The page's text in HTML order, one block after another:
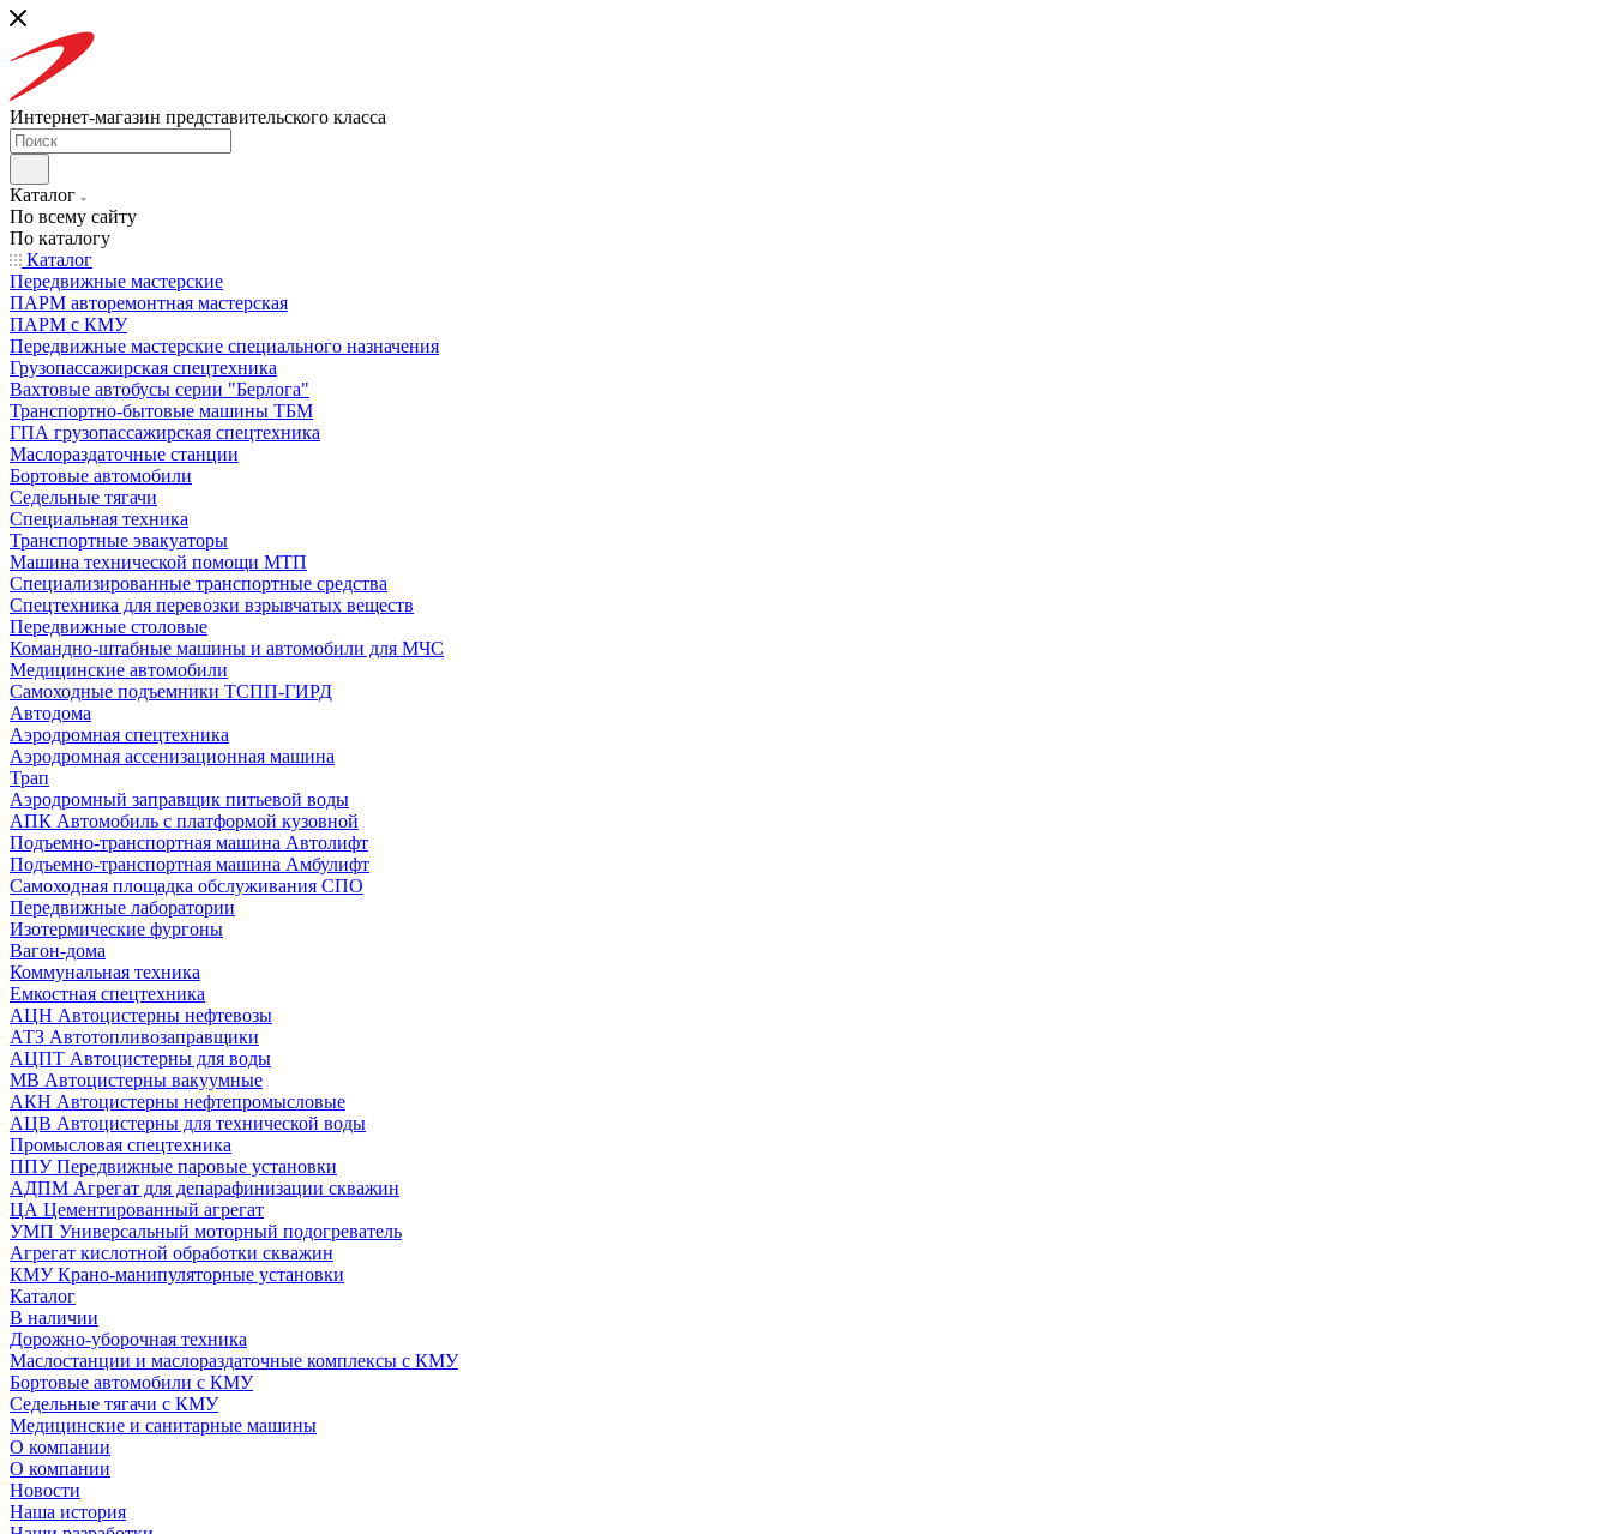
Интернет-магазин представительского класса
Каталог
По всему сайту
По каталогу
Каталог
Передвижные мастерские
ПАРМ авторемонтная мастерская
ПАРМ с КМУ
Передвижные мастерские специального назначения
Грузопассажирская спецтехника
Вахтовые автобусы серии "Берлога"
Транспортно-бытовые машины ТБМ
ГПА грузопассажирская спецтехника
Маслораздаточные станции
Бортовые автомобили
Седельные тягачи
Специальная техника
Транспортные эвакуаторы
Машина технической помощи МТП
Специализированные транспортные средства
Спецтехника для перевозки взрывчатых веществ
Передвижные столовые
Командно-штабные машины и автомобили для МЧС
Медицинские автомобили
Самоходные подъемники ТСПП-ГИРД
Автодома
Аэродромная спецтехника
Аэродромная ассенизационная машина
Трап
Аэродромный заправщик питьевой воды
АПК Автомобиль с платформой кузовной
Подъемно-транспортная машина Автолифт
Подъемно-транспортная машина Амбулифт
Самоходная площадка обслуживания СПО
Передвижные лаборатории
Изотермические фургоны
Вагон-дома
Коммунальная техника
Емкостная спецтехника
АЦН Автоцистерны нефтевозы
АТЗ Автотопливозаправщики
АЦПТ Автоцистерны для воды
МВ Автоцистерны вакуумные
АКН Автоцистерны нефтепромысловые
АЦВ Автоцистерны для технической воды
Промысловая спецтехника
ППУ Передвижные паровые установки
АДПМ Агрегат для депарафинизации скважин
ЦА Цементированный агрегат
УМП Универсальный моторный подогреватель
Агрегат кислотной обработки скважин
КМУ Крано-манипуляторные установки
Каталог
В наличии
Дорожно-уборочная техника
Маслостанции и маслораздаточные комплексы с КМУ
Бортовые автомобили с КМУ
Седельные тягачи с КМУ
Медицинские и санитарные машины
О компании
О компании
Новости
Наша история